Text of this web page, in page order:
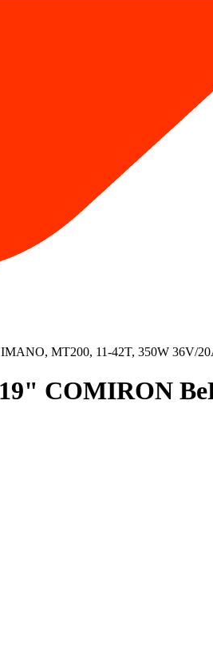
MT200, 11-42T, 350W 36V/
COMIRON